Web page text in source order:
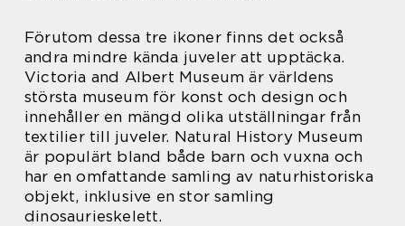
Förutom dessa tre ikoner finns det också
andra mindre kända juveler att upptäcka.
Victoria and Albert Museum är världens
största museum för konst och design och
innehåller en mängd olika utställningar från
textilier till juveler. Natural History Museum
är populärt bland både barn och vuxna och
har en omfattande samling av naturhistoriska
objekt, inklusive en stor samling
dinosaurieskelett.